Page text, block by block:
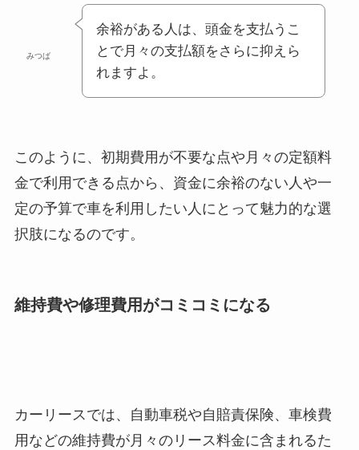
みつば
余裕がある人は、頭金を支払うこ
とで月々の支払額をさらに抑えら
れますよ。
このように、初期費用が不要な点や月々の定額料
金で利用できる点から、資金に余裕のない人や一
定の予算で車を利用したい人にとって魅力的な選
択肢になるのです。
維持費や修理費用がコミコミになる
カーリースでは、自動車税や自賠責保険、車検費
用などの維持費が月々のリース料金に含まれるた